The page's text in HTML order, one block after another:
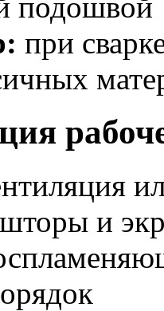
при
и